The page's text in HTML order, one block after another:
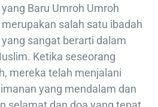
yang Baru Umroh Umroh
merupakan salah satu ibadah
yang sangat berarti dalam
Ketika seseorang
mereka telah menjalani
yang mendalam dan